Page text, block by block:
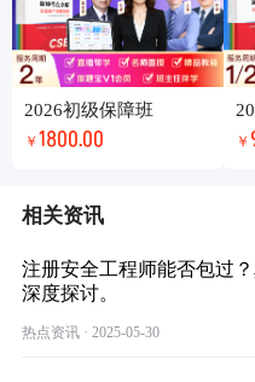
2026初级保障班
￥ 1800.00 ￥
相关资讯
注册安全工程师能否包过
深度探讨。
热点资讯 · 2025-05-30